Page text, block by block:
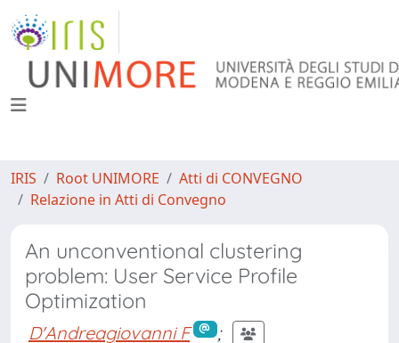
IRIS Root UNIMORE
Atti di CONVEGNO
Relazione in Atti di Convegno
An unconventional clustering
problem: User Service Profile
Optimization
D'Andreagiovanni F
;